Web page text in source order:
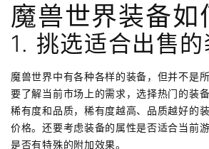
魔兽世界装备如
1. 挑选适合出售
魔兽世界中有各种各样的装备，但并不是
要了解当前市场上的需求，选择热门的装
稀有度和品质，稀有度越高、品质越好的
价格。还要考虑装备的属性是否适合当前
是否有特殊的附加效果。